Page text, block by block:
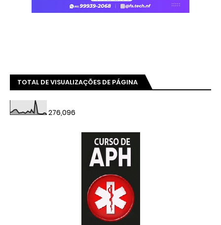
TOTAL DE VISUALIZAÇÕES DE PÁGINA
276,096